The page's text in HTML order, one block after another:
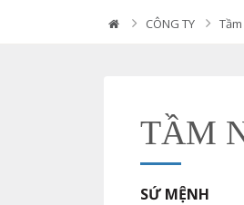
CÔNG TY
TẦM
SỨ MỆNH